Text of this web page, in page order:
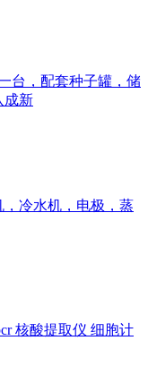
台，配套种子罐，储
成新
冷水机，电极，蒸
核酸提取仪 细胞计